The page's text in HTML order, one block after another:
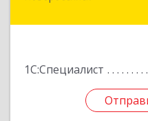
1С:Специалист